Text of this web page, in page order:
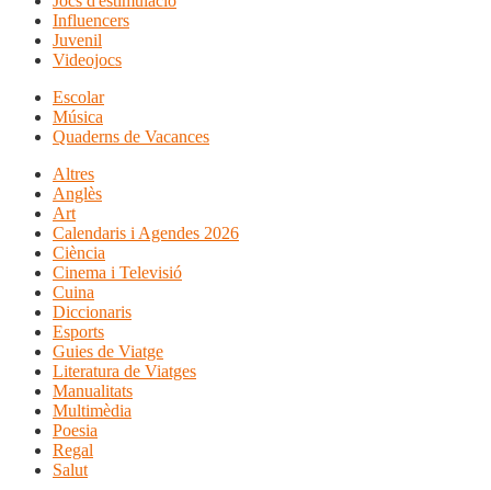
Influencers
Juvenil
Videojocs
Escolar
Música
Quaderns de Vacances
Altres
Anglès
Art
Calendaris i Agendes 2026
Ciència
Cinema i Televisió
Cuina
Diccionaris
Esports
Guies de Viatge
Literatura de Viatges
Manualitats
Multimèdia
Poesia
Regal
Salut